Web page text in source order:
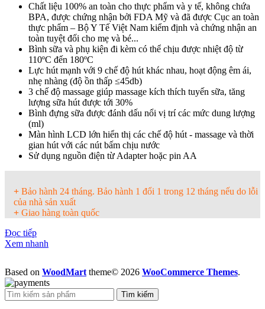
Chất liệu 100% an toàn cho thực phẩm và y tế, không chứa
BPA, được chứng nhận bởi FDA Mỹ và đã được Cục an toàn
thực phẩm – Bộ Y Tế Việt Nam kiểm định và chứng nhận an
toàn tuyệt đối cho mẹ và bé...
Bình sữa và phụ kiện đi kèm có thể chịu được nhiệt độ từ
110ºC đến 180ºC
Lực hút mạnh với 9 chế độ hút khác nhau, hoạt động êm ái,
nhẹ nhàng (độ ồn thấp ≤45db)
3 chế độ massage giúp massage kích thích tuyến sữa, tăng
lượng sữa hút được tới 30%
Bình đựng sữa được đánh dấu nổi vị trí các mức dung lượng
(ml)
Màn hình LCD lớn hiển thị các chế độ hút - massage và thời
gian hút với các nút bấm chịu nước
Sử dụng nguồn điện từ Adapter hoặc pin AA
+ Bảo hành 24 tháng. Bảo hành 1 đổi 1 trong 12 tháng nếu do lỗi
của nhà sản xuất
+ Giao hàng toàn quốc
Đọc tiếp
Xem nhanh
Based on WoodMart theme© 2026 WooCommerce Themes.
Tìm kiếm